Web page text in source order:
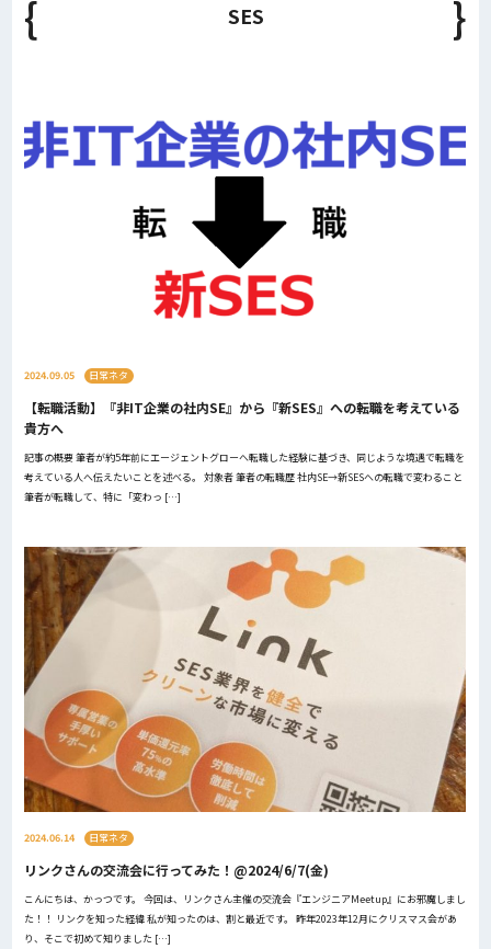
SES
2024.09.05 日常ネタ
【転職活動】『非IT企業の社内SE』から『新SES』への転職を考えている
貴方へ
記事の概要 筆者が約5年前にエージェントグローへ転職した経験に基づき、同じような境遇で転職を
考えている人へ伝えたいことを述べる。 対象者 筆者の転職歴 社内SE→新SESへの転職で変わること
筆者が転職して、特に「変わっ […]
2024.06.14 日常ネタ
リンクさんの交流会に行ってみた！@2024/6/7(金)
こんにちは、かっつです。 今回は、リンクさん主催の交流会『エンジニアMeetup』にお邪魔しまし
た！！ リンクを知った経緯 私が知ったのは、割と最近です。 昨年2023年12月にクリスマス会があ
り、そこで初めて知りました […]